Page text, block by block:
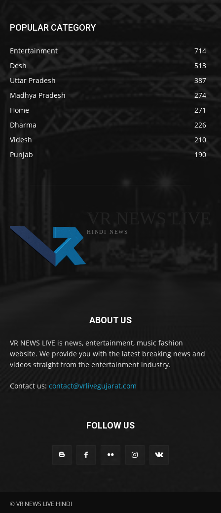
POPULAR CATEGORY
Entertainment
714
Desh
513
Uttar Pradesh
387
Madhya Pradesh
274
Home
271
Dharma
226
Videsh
210
Punjab
190
HINDI NEWS
ABOUT US
VR NEWS LIVE is news, entertainment, music fashion
website. We provide you with the latest breaking news and
videos straight from the entertainment industry.
Contact us: contact@vrlivegujarat.com
FOLLOW US
© VR NEWS LIVE HINDI